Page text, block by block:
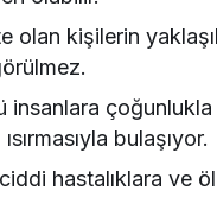
olan kişilerin
insanlara
bulaşıyor.
hastalıklara ve